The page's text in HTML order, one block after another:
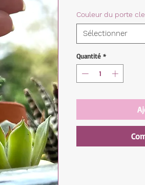
Couleur du porte
Sélectionner
Quantité *